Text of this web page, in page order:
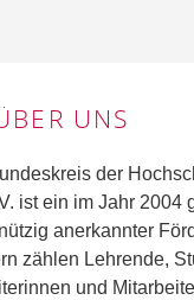
UNS
der
ist ein im Jahr 2004
anerkannter
zählen Lehrende,
und